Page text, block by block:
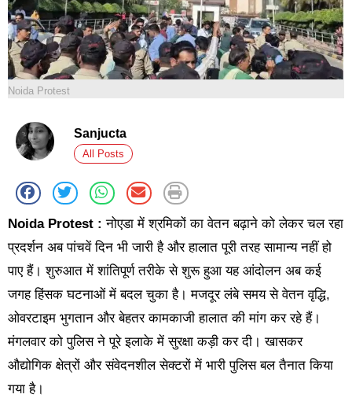
Noida Protest
Sanjucta
All Posts
Noida Protest : नोएडा में श्रमिकों का वेतन बढ़ाने को लेकर चल रहा
प्रदर्शन अब पांचवें दिन भी जारी है और हालात पूरी तरह सामान्य नहीं हो
पाए हैं। शुरुआत में शांतिपूर्ण तरीके से शुरू हुआ यह आंदोलन अब कई
जगह हिंसक घटनाओं में बदल चुका है। मजदूर लंबे समय से वेतन वृद्धि,
ओवरटाइम भुगतान और बेहतर कामकाजी हालात की मांग कर रहे हैं।
मंगलवार को पुलिस ने पूरे इलाके में सुरक्षा कड़ी कर दी। खासकर
औद्योगिक क्षेत्रों और संवेदनशील सेक्टरों में भारी पुलिस बल तैनात किया
गया है।